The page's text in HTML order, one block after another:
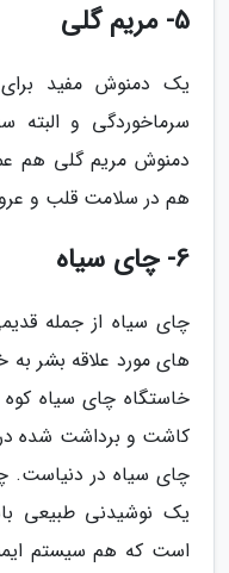
5- مریم گلی
یک دمنوش مفید
سرماخوردگی و البته
دمنوش مریم گلی هم
هم در سلامت قلب و
6- چای سیاه
چای سیاه از جمله
های مورد علاقه بشر
خاستگاه چای سیاه
کاشت و برداشت شده در
چای سیاه در دنیاست.
یک نوشیدنی طبیعی
است که هم سیستم